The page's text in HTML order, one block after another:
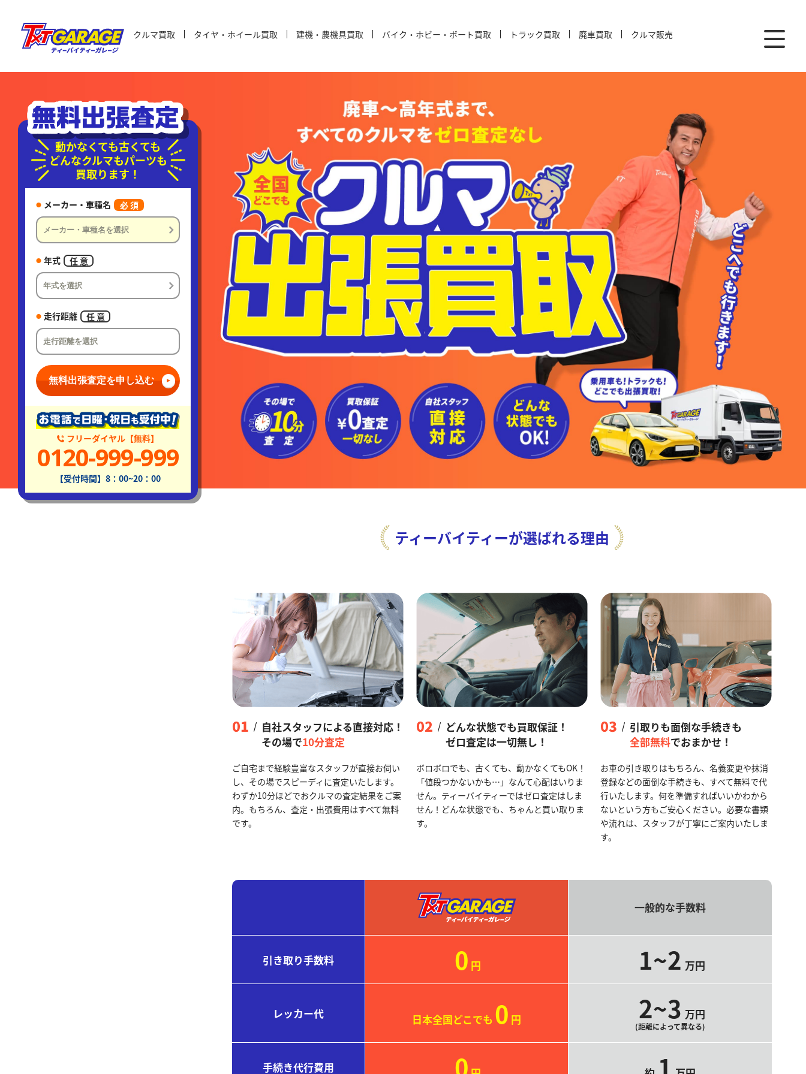
クルマ買取 タイヤ・ホイール買取 建機・農機具買取 バイク・ホビー・ボート買取 トラック買取 廃車買取 クルマ販売
動かなくても古くても
どんなクルマもパーツも
買取ります！
メーカー・車種名 必 須
年式 任 意
走行距離 任 意
無料出張査定を申し込む
フリーダイヤル【無料】
0120-999-999
【受付時間】8：00~20：00
ティーバイティーが選ばれる理由
01
自社スタッフによる直接対応！
その場で10分査定
ご自宅まで経験豊富なスタッフが直接お伺い
し、その場でスピーディに査定いたします。
わずか10分ほどでおクルマの査定結果をご案
内。もちろん、査定・出張費用はすべて無料
です。
02
どんな状態でも買取保証！
ゼロ査定は一切無し！
ボロボロでも、古くても、動かなくてもOK！
「値段つかないかも…」なんて心配はいりま
せん。ティーバイティーではゼロ査定はしま
せん！どんな状態でも、ちゃんと買い取りま
す。
03
引取りも面倒な手続きも
全部無料でおまかせ！
お車の引き取りはもちろん、名義変更や抹消
登録などの面倒な手続きも、すべて無料で代
行いたします。何を準備すればいいかわから
ないという方もご安心ください。必要な書類
や流れは、スタッフが丁寧にご案内いたしま
す。
一般的な手数料
引き取り手数料 0 円 1~2 万円
レッカー代 日本全国どこでも 0 円 2~3 万円
(距離によって異なる)
手続き代行費用 0 1